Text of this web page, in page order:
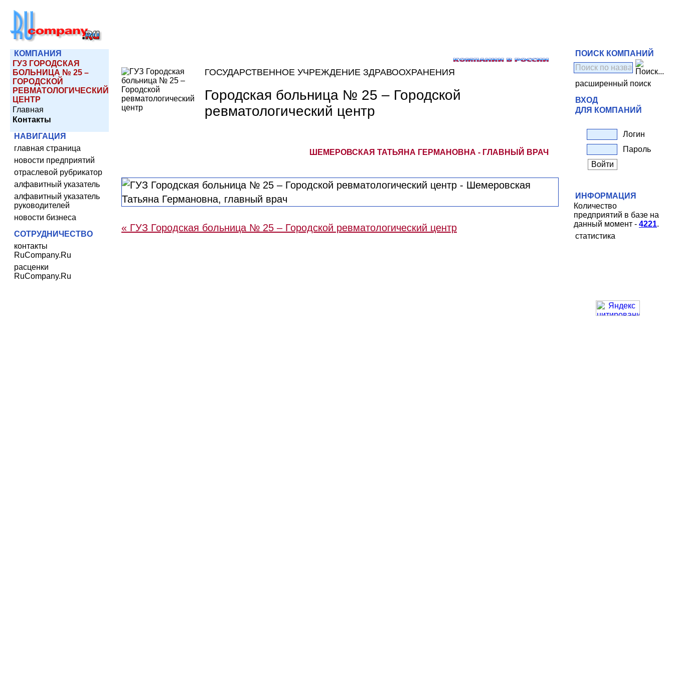
КОМПАНИЯ
ГУЗ ГОРОДСКАЯ
БОЛЬНИЦА № 25 –
ГОРОДСКОЙ
РЕВМАТОЛОГИЧЕСКИЙ
ЦЕНТР
Главная
Контакты
НАВИГАЦИЯ
главная страница
новости предприятий
отраслевой рубрикатор
алфавитный указатель
алфавитный указатель
руководителей
новости бизнеса
СОТРУДНИЧЕСТВО
контакты
RuCompany.Ru
расценки
RuCompany.Ru
ГОСУДАРСТВЕННОЕ УЧРЕЖДЕНИЕ ЗДРАВООХРАНЕНИЯ
Городская больница № 25 – Городской
ревматологический центр
ШЕМЕРОВСКАЯ ТАТЬЯНА ГЕРМАНОВНА - ГЛАВНЫЙ ВРАЧ
« ГУЗ Городская больница № 25 – Городской ревматологический центр
ПОИСК КОМПАНИЙ
расширенный поиск
ВХОД
ДЛЯ КОМПАНИЙ
Логин
Пароль
ИНФОРМАЦИЯ
Количество
предприятий в базе на
данный момент - 4221.
статистика